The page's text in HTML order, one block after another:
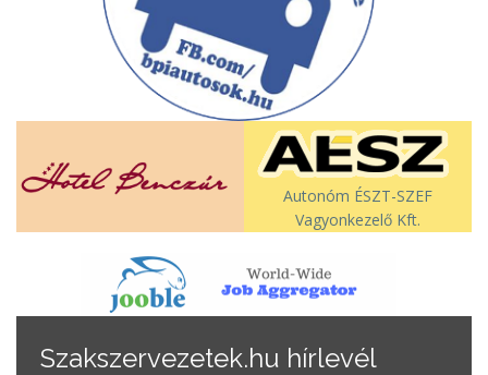
Autonóm ÉSZT-SZEF
Vagyonkezelő Kft.
Szakszervezetek.hu hírlevél